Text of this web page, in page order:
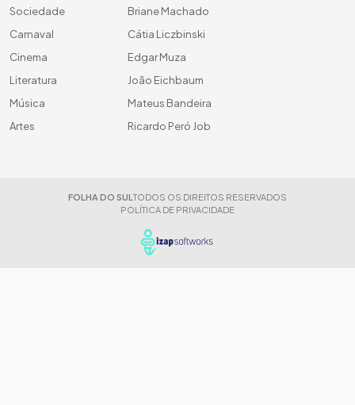
Sociedade
Carnaval
Cinema
Literatura
Música
Artes
Briane Machado
Cátia Liczbinski
Edgar Muza
João Eichbaum
Mateus Bandeira
Ricardo Peró Job
FOLHA DO SUL TODOS OS DIREITOS RESERVADOS
POLÍTICA DE PRIVACIDADE